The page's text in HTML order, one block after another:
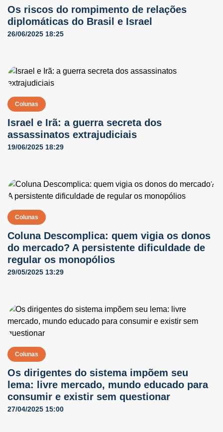
NO AR
Os riscos do rompimento de relações
diplomáticas do Brasil e Israel
26/06/2025 18:25
Colunas
Israel e Irã: a guerra secreta dos
assassinatos extrajudiciais
19/06/2025 18:29
Colunas
Coluna Descomplica: quem vigia os donos
do mercado? A persistente dificuldade de
regular os monopólios
29/05/2025 13:29
Colunas
Os dirigentes do sistema impõem seu
lema: livre mercado, mundo educado para
consumir e existir sem questionar
27/04/2025 15:00